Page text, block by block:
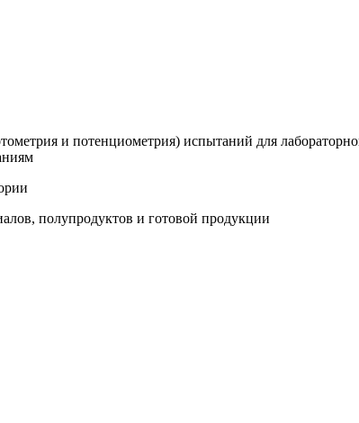
и потенциометрия) испытаний для
полупродуктов и готовой продукции